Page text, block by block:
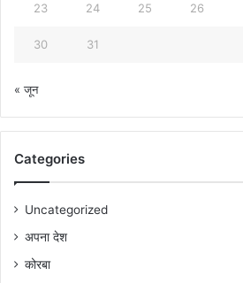
23 24 25 26
30 31
« जून
Categories
Uncategorized
अपना देश
कोरबा